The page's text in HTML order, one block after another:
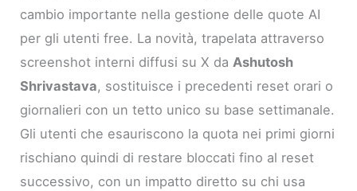
cambio importante nella gestione delle quote AI
per gli utenti free. La novità, trapelata attraverso
screenshot interni diffusi su X daAshutosh
Shrivastava, sostituisce i precedenti reset orari o
giornalieri con un tetto unico su base settimanale.
Gli utenti che esauriscono la quota nei primi giorni
rischiano quindi di restare bloccati fino al reset
successivo, con un impatto diretto su chi usa